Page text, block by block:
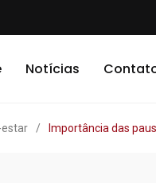
Notícias
estar / Importância das